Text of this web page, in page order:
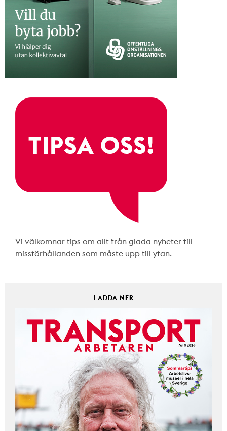
Vi välkomnar tips om allt från glada nyheter till
missförhållanden som måste upp till ytan.
LADDA NER